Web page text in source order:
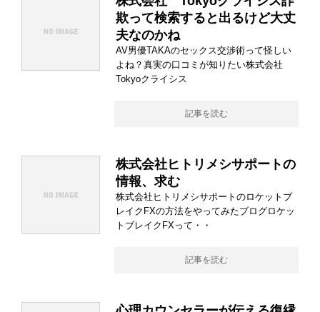
欺って検索すると出るけど大丈
夫なのかね
AV男優TAKAのセックス交渉術って怪しい
よね？真実の口コミが知りたい株式会社
Tokyoクライシス
記事を読む
株式会社ヒトリメシサポートの
情報、求む
株式会社ヒトリメシサポートのロケットブ
レイクFXの方法をやってみたブログロケッ
トブレイクFXって・・
記事を読む